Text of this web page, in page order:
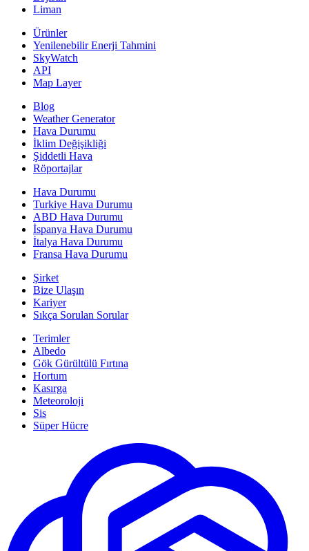
Liman
Ürünler
Yenilenebilir Enerji Tahmini
SkyWatch
API
Map Layer
Blog
Weather Generator
Hava Durumu
İklim Değişikliği
Şiddetli Hava
Röportajlar
Hava Durumu
Turkiye Hava Durumu
ABD Hava Durumu
İspanya Hava Durumu
İtalya Hava Durumu
Fransa Hava Durumu
Şirket
Bize Ulaşın
Kariyer
Sıkça Sorulan Sorular
Terimler
Albedo
Gök Gürültülü Fırtına
Hortum
Kasırga
Meteoroloji
Sis
Süper Hücre